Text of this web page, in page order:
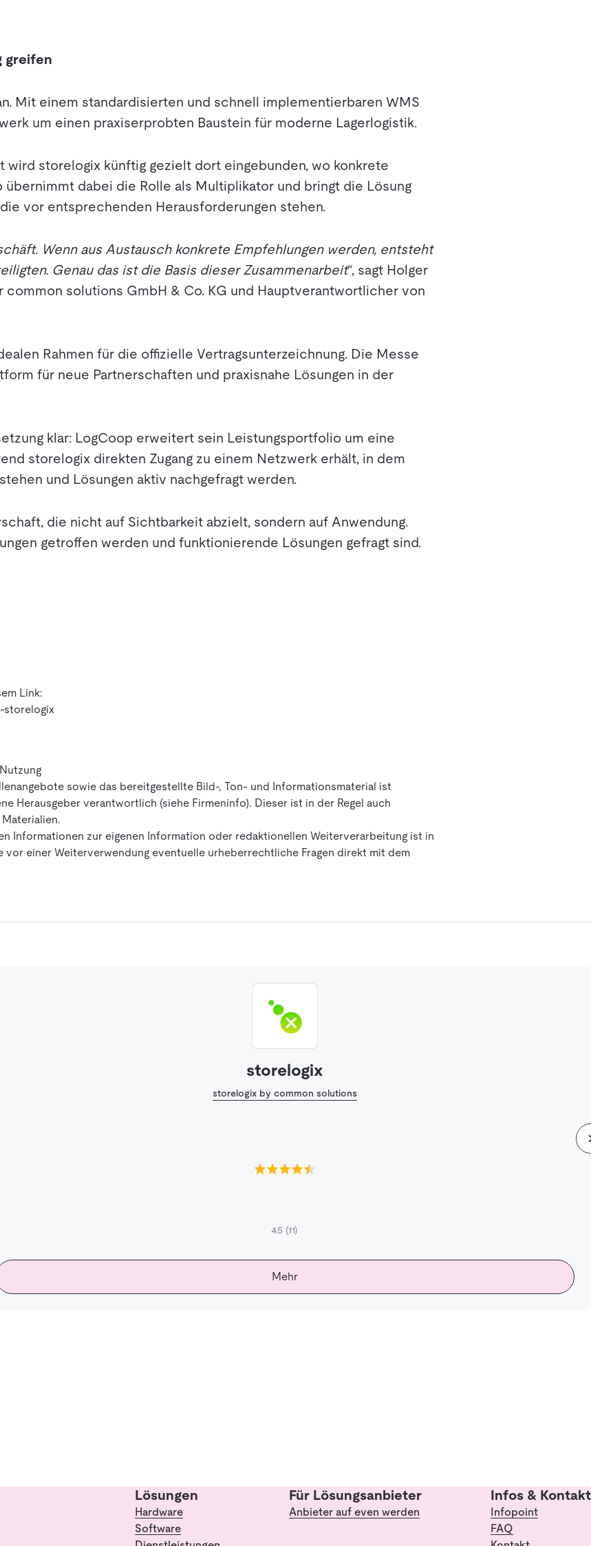
greifen
Mit einem standardisierten und schnell implementierbaren WMS
um einen praxiserprobten Baustein für moderne Lagerlogistik.
wird storelogix künftig gezielt dort eingebunden, wo konkrete
übernimmt dabei die Rolle als Multiplikator und bringt die Lösung
vor entsprechenden Herausforderungen stehen.
Wenn aus Austausch konkrete Empfehlungen werden, entsteht
Genau das ist die Basis dieser Zusammenarbeit“, sagt Holger
solutions GmbH & Co. KG und Hauptverantwortlicher von
Rahmen für die offizielle Vertragsunterzeichnung. Die Messe
für neue Partnerschaften und praxisnahe Lösungen in der
klar: LogCoop erweitert sein Leistungsportfolio um eine
storelogix direkten Zugang zu einem Netzwerk erhält, in dem
und Lösungen aktiv nachgefragt werden.
die nicht auf Sichtbarkeit abzielt, sondern auf Anwendung.
getroffen werden und funktionierende Lösungen gefragt sind.
Link:
sowie das bereitgestellte Bild-, Ton- und Informationsmaterial ist
Herausgeber verantwortlich (siehe Firmeninfo). Dieser ist in der Regel auch
Informationen zur eigenen Information oder redaktionellen Weiterverarbeitung ist in
vor einer Weiterverwendung eventuelle urheberrechtliche Fragen direkt mit dem
storelogix
storelogix by common solutions
4.5 (11)
Mehr
Lösungen
Hardware
Software
Für Lösungsanbieter
Anbieter auf even werden
Infos & Kontakt
Infopoint
FAQ